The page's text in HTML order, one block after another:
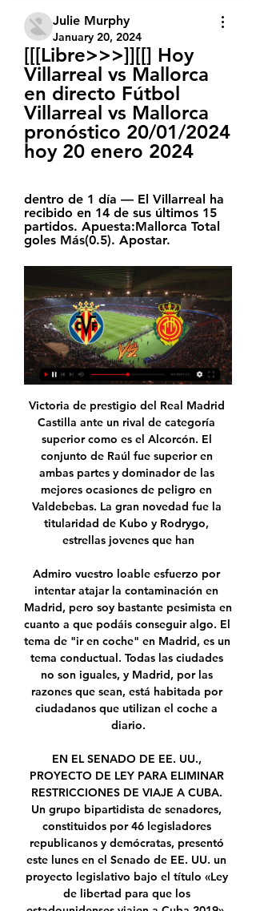
Julie Murphy
January 20, 2024
[[[Libre>>>]][[] Hoy
Villarreal vs Mallorca
en directo Fútbol
Villarreal vs Mallorca
pronóstico 20/01/2024
hoy 20 enero 2024
dentro de 1 día — El Villarreal ha
recibido en 14 de sus últimos 15
partidos. Apuesta:Mallorca Total
goles Más(0.5). Apostar.
Victoria de prestigio del Real Madrid Castilla ante un rival de categoría superior como es el Alcorcón. El conjunto de Raúl fue superior en ambas partes y dominador de las mejores ocasiones de peligro en Valdebebas. La gran novedad fue la titularidad de Kubo y Rodrygo, estrellas jovenes que han

Admiro vuestro loable esfuerzo por intentar atajar la contaminación en Madrid, pero soy bastante pesimista en cuanto a que podáis conseguir algo. El tema de "ir en coche" en Madrid, es un tema conductual. Todas las ciudades no son iguales, y Madrid, por las razones que sean, está habitada por ciudadanos que utilizan el coche a diario.

EN EL SENADO DE EE. UU., PROYECTO DE LEY PARA ELIMINAR RESTRICCIONES DE VIAJE A CUBA. Un grupo bipartidista de senadores, constituidos por 46 legisladores republicanos y demócratas, presentó este lunes en el Senado de EE. UU. un proyecto legislativo bajo el título «Ley de libertad para que los estadounidenses viajen a Cuba 2019», destinado.

Las peores noticias se han confirmado en el entorno de la Selección Nacional de fútbol de El Salvador. La Selecta ha tenido una buena fecha, sacando la victoria por 2-0 en ambos encuentros ante sus similares de Montserrat y Santa Lucía.

Resultados de Liga Boliviana - Clausura, resultados en directo, la clasificación de la liga, e información sobre todos los equipos de Liga Boliviana - Clausura: Guabirá Santa Cruz, Nacional Potosí, Club Destroyers, Bolívar, The Strongest, Sport Boys Warnes, Always Ready, Real Potosí, Aurora, Royal Pari, San José Oruro, Oriente Petrolero.

Ecuador: Damián Frascarelli anotó en el empate de Guayaquil City y Macará. Frascarelli anotó de penal para Guayaquil City, el primer gol de su carrera profesional. Es el décimo arquero en la historia del fútbol ecuatoriano en marcar. 28.07.2018 10:03.

Tigre sumó esta noche su segundo triunfo consecutivo de la mano del DT Ricardo Caruso Lombardi, al vencer por 1-0 a Atlético de Rafaela, en partido en donde los flashes de las cámaras se quedaron con el goleador Carlos ‘Chino’ Luna. Por la fecha 29 del torneo de Primera, el conjunto de

Ayer en horas de la maana se produjo un accidente en la carretera nacional del municipio Tovar, en direccin hacia Puerto Maya. Presuntamente, con el fin de robar, sujetos armados a bordo de una motocicleta arremetieron contra el chofer de una unidad colectiva, lo que gener que perdiera el control del vehculo y dejara al menos 7 lesionados.

Portal web para el pago en línea de diferentes servicios ofrecidos por la Universidad. 08 Santa Marta D.T.C.H. - Colombia. Código Postal. ciudadano@unimagdalena.edu.co; La Universidad del Magdalena está sujeta a inspección y vigilancia por el Ministerio de Educación Nacional. Desarrollado por el Centro de Investigación y Desarrollo.

Cristal superó a Alianza Atlético en segunda fecha del Torneo de Verano 2017. Marcaron Sandoval y dobletes de Costa e Ifrán Universitario ganó 4-0 a Alianza Atlético en el Estadio Monumental en el inicio de la Liguilla B. Gómez anotó doblete

El Atlético de Madrid B empata a 1 contra el Rápido de Bouzas en su primera visita al Baltasar Pujales. Los colchoneros, que empezaron ganando el duelo con un gol de Cristian Perales pasada la media hora del primer tiempo, concedieron el empate en la recta final del encuentro.

Ofrecen salas de Paysandú Innova a UTU a fin de preservar el museo. Ya no serán entregados a UTU los dos salones del fondo del Museo Histórico Departamental de Paysandú, que habían sido solicitados por la entidad de enseñanza a fin de hacer frente a la superpoblación de su actual local.

Futbol Club Andorra en el diccionario de traducción español - inglés en Glosbe, diccionario en línea, gratis. Busque palabras y frases milions en todos los idiomas.

Villarreal vs Mallorca: estadísticas del enfrentamiento directo Partido Villarreal vs Mallorca - 1/20/2024, cara a cara completo, resultados del partido y estadísticas en Tribuna.com.

Esta tarde, a partir de las 18:20 h., cita en Teledeporte con la próxima entrega del Guerreras DHF, el programa que aglutina las mejores imágenes de cada jornada en la Liga Guerreras Iberdrola, y que en esta ocasión nos ofrece el mejor resumen de la Jornada 21 de la máxima categoría del balonmano femenino español.

Villarreal vs Mallorca: estadísticas previas y datos en directo hace 2 horas — Sigue el partido de hoy en directo entre Villarreal vs Mallorca de LaLiga EA Sports 2023/2024. Con marcador, goles, jugadas y resultado.

Cortuluá no sufrió nunca el partido,. El entrenador, Mayer Candelo, por su escaso recambio en la línea de suplentes,. Deportivo Cali derrotó 2-1 a Once Caldas ratificando su clasificación a los ocho finalistas sumando 33 unidades en la tabla de posiciones.

Talleres de Córdoba superó esta noche, 2 a 1, a Gimnasia y Esgrima La Plata, que cosechó la segunda derrota con Diego Maradona como director técnico, y quedó como único escolta del líder Boca al cerrarse la séptima fecha de la Superliga. Los albiazules abrieron el marcador a los 11 minutos

Independiente Medellín acumula 28 partidos invicto como local en Primera A (16V 12E), su mayor racha histórica en los torneos cortos y la tercera para cualquier equipo (35 Atlético Nacional y 33 Once Caldas); no pierde desde marzo de 2018 (1-2 contra Junior).

Con respecto al choque entre Granada – Sevilla, los dos equipos españoles parecen fuertes en Liga BBVA como siempre. Según los antecedentes, estamos ante un partido que puede ser atrapante. Y nosotros les vamos a contar todo en vivo. Durante este relato del Granada – Sevilla les contamos todos los detalles minuto a minuto.

El final fue menos emotivo de lo esperado. Emelec se impuso el freno de mano, mientras que Fuerza Amarilla intentó sin éxito descontar. El trámite resultó lento y aburrido para cerrar una victoria eléctrica que supo a poco, dado a que todo estuvo dado para firmar una goleada. (D)

En su casa de La Línea, en La Isla, en Algeciras y hasta en la Costa del Sol. De esta Leyenda nace su otra leyenda, la del gitano irrenunciable a ser libre, “no quiero que nadie mande en mi”, dice.

Fragmento de TN Central del jueves 25 de julio de 2019 Villa La Angostura es uno de los destinos más perjudicados por el temporal de nieve en el sur. Nicolás Maduro: “El FMI está destruyendo el aparato económico en Argentina, Ecuador y Brasil” en video

El gol del Pity Martínez a Boca, en Madrid, es el más importante en la historia de River Plate. / archivo . Por. y va el tercero, y gol de River, gol de River, goooool", es el fragmento de uno de los relatos más importantes en la carrera del periodista deportivo Mariano. robaron más de $4 millones y medio en herramientas de un taller.

Sigue el Albacete-Las Palmas, en vivo y en directo, partido de la jornada 35 de LaLiga 1I2I3 que se disputa en el Carlos Belmonte, el día 20 de abril, a las 18:00 horas en As.com

RCD MALLORCA vs VILLARREAL CF - YouTube - YouTube 2:13:51⚽️ RCD MALLORCA vs VILLARREAL CF | EN DIRECTO #LaLiga Jornada 22. 14K views · Streamed 9 months agomore. Carrusel Deportivo. 231K.YouTube · Carrusel Deportivo · 18 feb 2023

Chema Pinto García vencedor de 1ª categoría en Mérida con 91/100. El pasado sábado 28 de septiembre se disputo en el Centro de Tiro Los Juegos del Mediterráneo situado en Mérida (Badajoz) la tirada Memorial justo Caldera – Gran premio Ciudad de Mérida en la modalidad de Foso Olímpico.

Este es un enfrentamiento entre dos equipos que están haciendo campeonatos diferentes en La Liga. El Athletic Bilbao ocupa un lugar entre los primeros seis clasificados y el Alavés ocupa un lugar más modesto, en el medio de la tabla. El equipo de la casa es el tercer peor ataque de La Liga y no suele mantener la posesión del balón por.

Se estiman, mañana, lluvias muy fuertes en áreas de Oaxaca y Chiapas. En las próximas horas se prevén tormentas puntuales intensas en Chiapas, muy fuertes en Oaxaca, fuertes en Puebla, Veracruz, Tabasco, Campeche, Yucatán y Quintana Roo, así …

Leones y Sultanes, los más recientes campeones de la LMB, levantarán el telón del máximo circuito mexicano el 4 de abril en el Estadio Monterrey; y el martes 9 las fieras se presentarán ante su afición con el espectacular Juego Inaugural en el Parque Kukulcán Alamo, recibiendo a los Diablos Rojos del México.

No encontramos ningún negocio referente a tu búsqueda: "salones-para-fiestas-necaxa" *Te sugerimos buscar de nuevo especificando qué y dónde ¿Sigues sin encontrar lo …

Revisa El Mapa, Atracciones Turísticas Y Cómo Llegar Avenida Río Papaloapan En La Ciudad De Pachuca de Soto Avenida Río Papaloapan - Pachuca de Soto La Dirección Es En El Barrio Issste En La Ciudad De Pachuca de Soto En El Estado De Hidalgo Si Conoces Este Lugar Deja Un Comentario O Consultar Cómo Llegar A Esta Dirección.

Los pibes de Pinto no brillaron está vez y tan solo lograron empatar 1-1 ante Llaneros en El Campín. Millonarios sigue siendo líder del grupo C con 10 puntos y se acerca a los octavos de final. En el primer tiempo, los dirigidos por Pinto tuvieron muchas imprecisiones y llegaron muy poco al arco rival.

Valores: ISO 492 (tabla 1, tabla 2, tabla 3) Juego interno Para obtener más información → Juego interno: Rodamientos individuales. Normal Compruebe la disponibilidad de las clases de juego estándares C2, C3, C4 y C5, rangos reducidos o divisiones de clases adyacentes.

Libertad – Nacional (Jueves, 19:00) TABLA DE POSICIONES. Olimpia 44 puntos, Cerro Porteño 37, Libertad 31, Guaraní 31, Sportivo Luqueño 27, River Plate 26, Deportivo Capiatá 24, Sol de América 23, Sportivo San Lorenzo 20, Nacional 15, General Díaz 15 y Deportivo Santaní 13.

Usamos cookies propias y de terceros que entre otras cosas recogen datos sobre sus hábitos de navegación para mostrarle publicidad personalizada y realizar análisis de uso de nuestro sitio.

EN VIVO y EN DIRECTO Deportivo Lara vs Llaneros juegan por Primera División De Venezuela en el estadio Metropolitano de Fútbol de Lara. No te pierdas toda la información y la previa del p